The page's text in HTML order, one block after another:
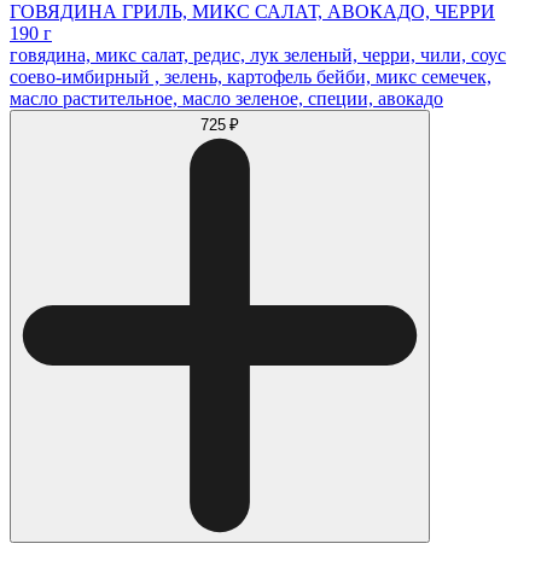
ГОВЯДИНА ГРИЛЬ, МИКС САЛАТ, АВОКАДО, ЧЕРРИ
190 г
говядина, микс салат, редис, лук зеленый, черри, чили, соус
соево-имбирный , зелень, картофель бейби, микс семечек,
масло растительное, масло зеленое, специи, авокадо
725 ₽